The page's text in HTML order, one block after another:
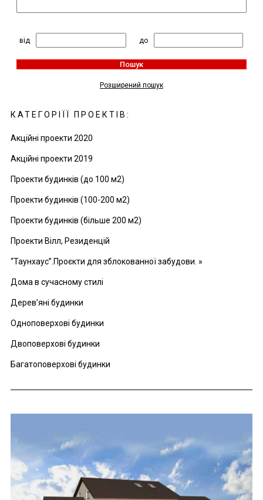
від
до
Пошук
Розширений пошук
КАТЕГОРІЇЇ ПРОЕКТІВ:
Акційні проекти 2020
Акційні проекти 2019
Проекти будинків (до 100 м2)
Проекти будинків (100-200 м2)
Проекти будинків (більше 200 м2)
Проекти Вілл, Резиденцій
“Таунхаус”.Проєкти для зблокованної забудови. »
Дома в сучасному стилі
Дерев’яні будинки
Одноповерхові будинки
Двоповерхові будинки
Багатоповерхові будинки